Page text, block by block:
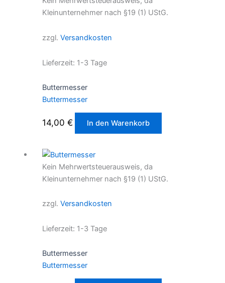
Kleinunternehmer nach §19 (1) UStG.
zzgl. Versandkosten
Lieferzeit: 1-3 Tage
Buttermesser
Buttermesser
14,00 € In den Warenkorb
Kein Mehrwertsteuerausweis, da
Kleinunternehmer nach §19 (1) UStG.
zzgl. Versandkosten
Lieferzeit: 1-3 Tage
Buttermesser
Buttermesser